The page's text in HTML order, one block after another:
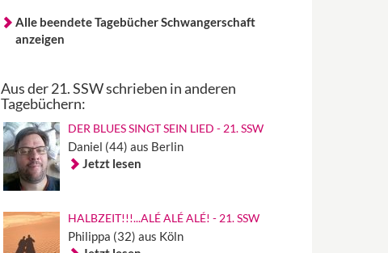
Alle beendete Tagebücher Schwangerschaft
anzeigen
Aus der 21. SSW schrieben in anderen
Tagebüchern:
DER BLUES SINGT SEIN LIED - 21. SSW
Daniel (44) aus Berlin
Jetzt lesen
HALBZEIT!!!...ALÉ ALÉ ALÉ! - 21. SSW
Philippa (32) aus Köln